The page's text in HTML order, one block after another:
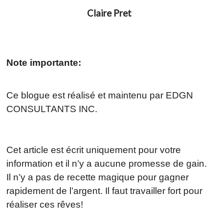
Claire Pret
Note importante:
Ce blogue est réalisé et maintenu par EDGN
CONSULTANTS INC.
Cet article est écrit uniquement pour votre
information et il n’y a aucune promesse de gain.
Il n’y a pas de recette magique pour gagner
rapidement de l’argent. Il faut travailler fort pour
réaliser ces rêves!